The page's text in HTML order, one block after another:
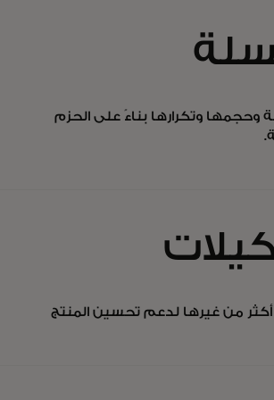
وتكرارها بناءً على الحزم
أكثر من غيرها لدعم تحسين المنتج